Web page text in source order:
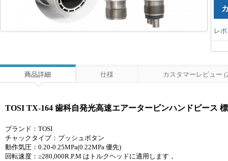
レ
商品詳細 仕様 カスタマーレビュー
TOSI TX-164 歯科自発光高速エアータービンハンドピース
ブランド：TOSI
チャックタイプ：プッシュボタン
動作気圧：0.20-0.25MPa(0.22MPa 優先)
回転速度：≥280,000R.P.M はトルクヘッドに適用します，